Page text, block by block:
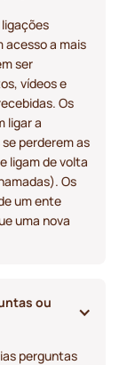
acesso a mais
ser
vídeos e
Os
ligar a
perderem as
ligam de volta
Os
um ente
uma nova
ou
perguntas